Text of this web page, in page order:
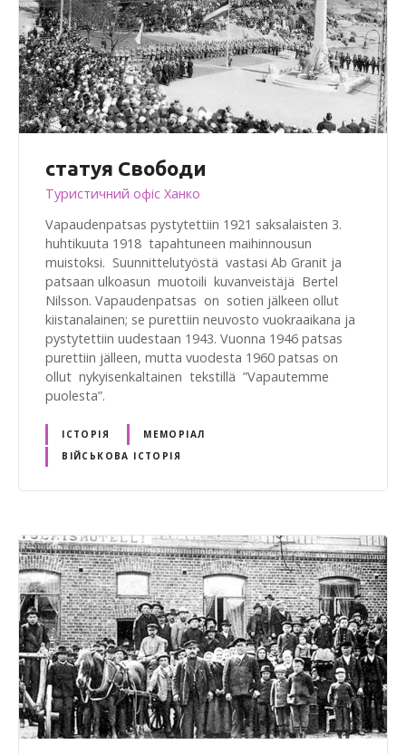
статуя Свободи
Туристичний офіс Ханко
Vapaudenpatsas pystytettiin 1921 saksalaisten 3.
huhtikuuta 1918 tapahtuneen maihinnousun
muistoksi. Suunnittelutyöstä vastasi Ab Granit ja
patsaan ulkoasun muotoili kuvanveistäjä Bertel
Nilsson. Vapaudenpatsas on sotien jälkeen ollut
kiistanalainen; se purettiin neuvosto vuokraaikana ja
pystytettiin uudestaan 1943. Vuonna 1946 patsas
purettiin jälleen, mutta vuodesta 1960 patsas on
ollut nykyisenkaltainen tekstillä ”Vapautemme
puolesta”.
ІСТОРІЯ
МЕМОРІАЛ
ВІЙСЬКОВА ІСТОРІЯ